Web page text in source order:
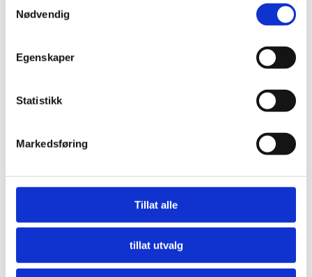
Nødvendig
Egenskaper
Statistikk
Markedsføring
Tillat alle
tillat utvalg